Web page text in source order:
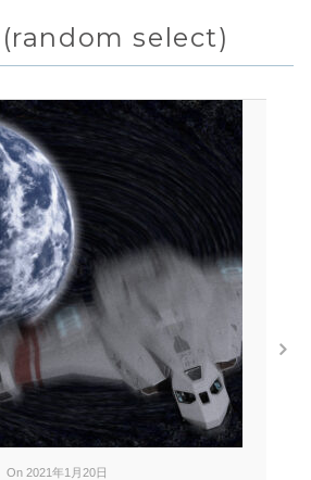
select)
On 2021年1月20日